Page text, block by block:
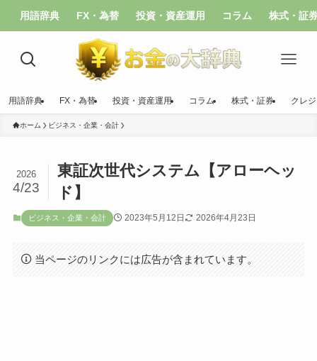
用語辞典 FX・為替 投資・資産運用 コラム 株式・証
用語辞典 FX・為替 投資・資産運用 コラム 株式・証券 クレ
ホーム ビジネス・企業・会計
東証次世代システム【アローヘッ
ド】
2026
4/23
ビジネス・企業・会計 2023年5月12日 2026年4月23日
当ページのリンクには広告が含まれています。